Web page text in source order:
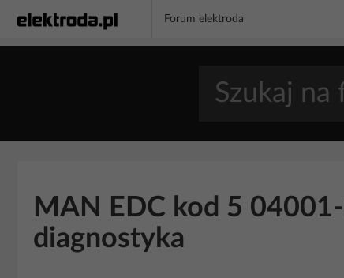
Forum elektroda
MAN EDC kod 5
diagnostyka